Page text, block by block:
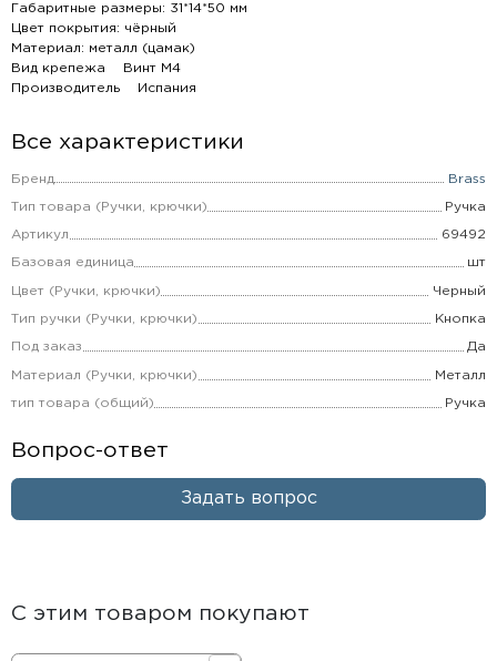
Габаритные размеры: 31*14*50 мм
Цвет покрытия: чёрный
Материал: металл (цамак)
Вид крепежа Винт М4
Производитель Испания
Все характеристики
Бренд Brass
Тип товара (Ручки, крючки) Ручка
Артикул 69492
Базовая единица шт
Цвет (Ручки, крючки) Черный
Тип ручки (Ручки, крючки) Кнопка
Под заказ Да
Материал (Ручки, крючки) Металл
тип товара (общий) Ручка
Вопрос-ответ
Задать вопрос
С этим товаром покупают